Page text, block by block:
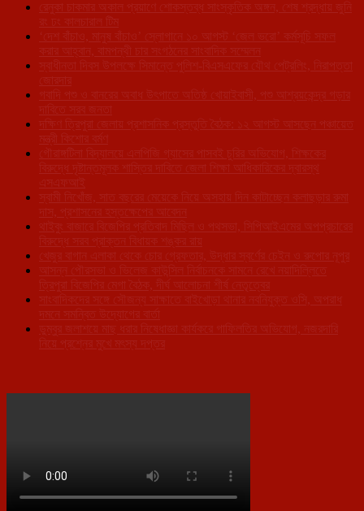
রেনুকা চাকমার অকাল প্রয়াণে শোকস্তব্ধ সাংস্কৃতিক অঙ্গন, শেষ শ্রদ্ধায় জুনি
রং ঢং কালচারাল টিম
‘দেশ বাঁচাও, মানুষ বাঁচাও’ স্লোগানে ১০ আগস্ট ‘জেল ভরো’ কর্মসূচি সফল
করার আহ্বান, বামপন্থী চার সংগঠনের সাংবাদিক সম্মেলন
স্বাধীনতা দিবস উপলক্ষে সিমান্তে পুলিশ-বিএসএফের যৌথ পেট্রলিং, নিরাপত্তা
জোরদার
গবাদি পশু ও বানরের অবাধ উৎপাতে অতিষ্ঠ খোয়াইবাসী, পশু আশ্রয়কেন্দ্র গড়ার
দাবিতে সরব জনতা
দক্ষিণ ত্রিপুরা জেলায় প্রশাসনিক প্রস্তুতি বৈঠক: ১২ আগস্ট আসছেন পঞ্চায়েত
মন্ত্রী কিশোর বর্মণ
গৌরাঙ্গটিলা বিদ্যালয়ে এলপিজি গ্যাসের পাসবই চুরির অভিযোগ, শিক্ষকের
বিরুদ্ধে দৃষ্টান্তমূলক শাস্তির দাবিতে জেলা শিক্ষা আধিকারিকের দ্বারস্থ
এসএফআই
স্বামী নিখোঁজ, সাত বছরের মেয়েকে নিয়ে অসহায় দিন কাটাচ্ছেন কলাছড়ার রুমা
দাস, প্রশাসনের হস্তক্ষেপের আবেদন
থাইবুং বাজারে বিজেপির প্রতিবাদ মিছিল ও পথসভা, সিপিআইএমের অপপ্রচারের
বিরুদ্ধে সরব প্রাক্তন বিধায়ক শঙ্কর রায়
খেজুর বাগান এলাকা থেকে চোর গ্রেফতার, উদ্ধার স্বর্ণের চেইন ও রুপোর নূপুর
আসন্ন পৌরসভা ও ভিলেজ কাউন্সিল নির্বাচনকে সামনে রেখে নয়াদিল্লিতে
ত্রিপুরা বিজেপির মেগা বৈঠক, দীর্ঘ আলোচনা শীর্ষ নেতৃত্বের
সাংবাদিকদের সঙ্গে সৌজন্য সাক্ষাতে বাইখোড়া থানার নবনিযুক্ত ওসি, অপরাধ
দমনে সমন্বিত উদ্যোগের বার্তা
ডুম্বুর জলাশয়ে মাছ ধরার নিষেধাজ্ঞা কার্যকরে গাফিলতির অভিযোগ, নজরদারি
নিয়ে প্রশ্নের মুখে মৎস্য দপ্তর